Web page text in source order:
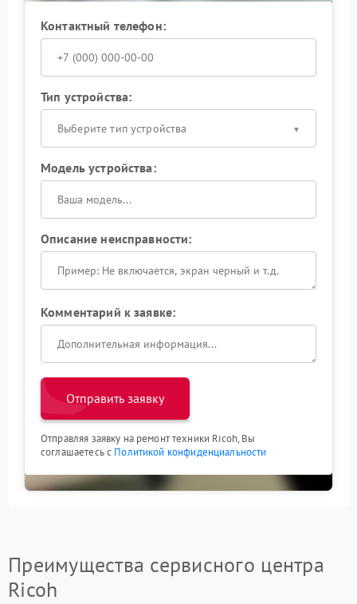
Контактный телефон:
Тип устройства:
Выберите тип устройства
Модель устройства:
Описание неисправности:
Комментарий к заявке:
Отправить заявку
Отправляя заявку на ремонт техники Ricoh, Вы
соглашаетесь с Политикой конфиденциальности
Преимущества сервисного центра
Ricoh